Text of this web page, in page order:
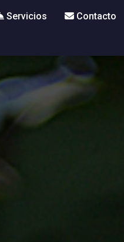
Servicios
Contacto